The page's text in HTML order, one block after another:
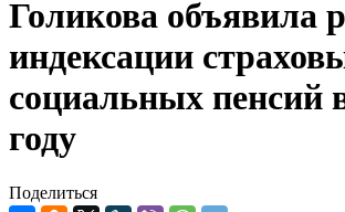
Голикова объявила
индексации
социальных пенсий
году
Поделиться